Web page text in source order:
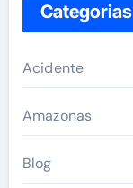
Categorias
Acidente
Amazonas
Blog